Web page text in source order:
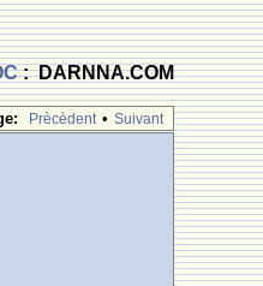
: DARNNA.COM
Prècèdent • Suivant